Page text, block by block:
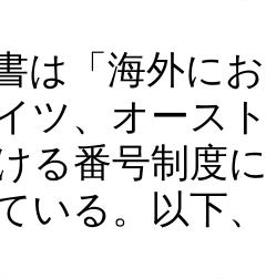
は「海外に
ツ、オース
る番号制度
いる。以下